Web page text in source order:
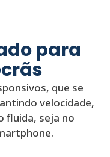
para
que se
velocidade,
fluida, seja no